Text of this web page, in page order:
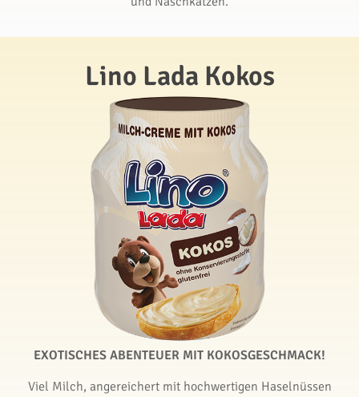
Lino Lada Kokos
EXOTISCHES ABENTEUER MIT KOKOSGESCHMACK!
Viel Milch, angereichert mit hochwertigen Haselnüssen